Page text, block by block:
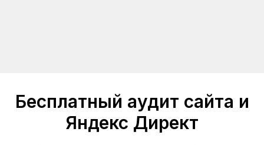
Бесплатный аудит сайта и
Яндекс Директ